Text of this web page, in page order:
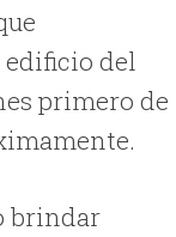
edificio del
primero de
brindar